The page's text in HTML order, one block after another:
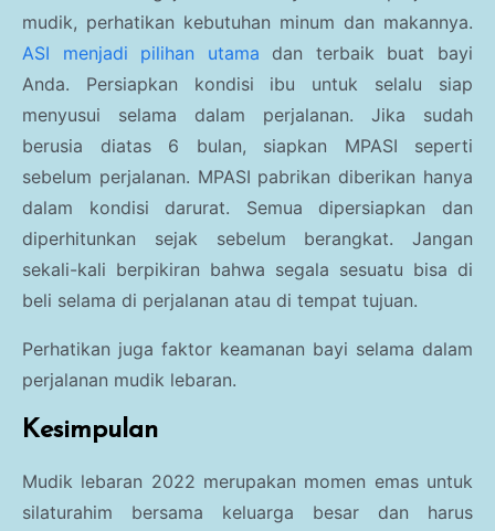
mudik, perhatikan kebutuhan minum dan makannya.
ASI menjadi pilihan utama dan terbaik buat bayi
Anda. Persiapkan kondisi ibu untuk selalu siap
menyusui selama dalam perjalanan. Jika sudah
berusia diatas 6 bulan, siapkan MPASI seperti
sebelum perjalanan. MPASI pabrikan diberikan hanya
dalam kondisi darurat. Semua dipersiapkan dan
diperhitunkan sejak sebelum berangkat. Jangan
sekali-kali berpikiran bahwa segala sesuatu bisa di
beli selama di perjalanan atau di tempat tujuan.
Perhatikan juga faktor keamanan bayi selama dalam
perjalanan mudik lebaran.
Kesimpulan
Mudik lebaran 2022 merupakan momen emas untuk
silaturahim bersama keluarga besar dan harus